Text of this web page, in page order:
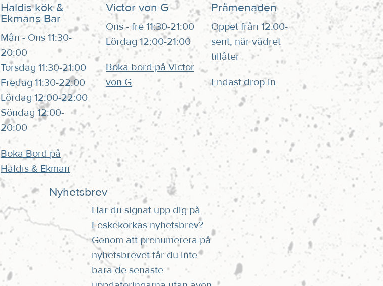
Haldis kök &
Ekmans Bar
Mån - Ons 11:30-
20:00
Torsdag 11:30-21:00
Fredag 11:30-22:00
Lördag 12:00-22:00
Söndag 12:00-
20:00
Boka Bord på
Haldis & Ekman
Victor von G
Ons - fre 11:30-21:00
Lördag 12:00-21:00
Boka bord på Victor
von G
Pråmenaden
Öppet från 12.00-
sent, när vädret
tillåter
Endast drop-in
Nyhetsbrev
Har du signat upp dig på
Feskekörkas nyhetsbrev?
Genom att prenumerera på
nyhetsbrevet får du inte
bara de senaste